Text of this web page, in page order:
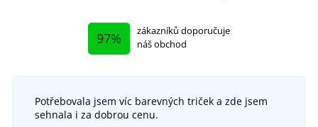
97%
zákazníků doporučuje
náš obchod
Potřebovala jsem víc barevných triček a zde jsem
sehnala i za dobrou cenu.